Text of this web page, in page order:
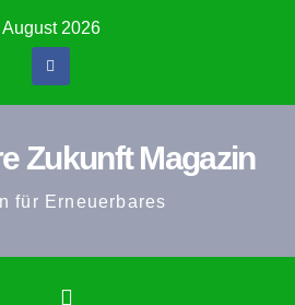
August 2026
Zukunft Magazin
für Erneuerbares